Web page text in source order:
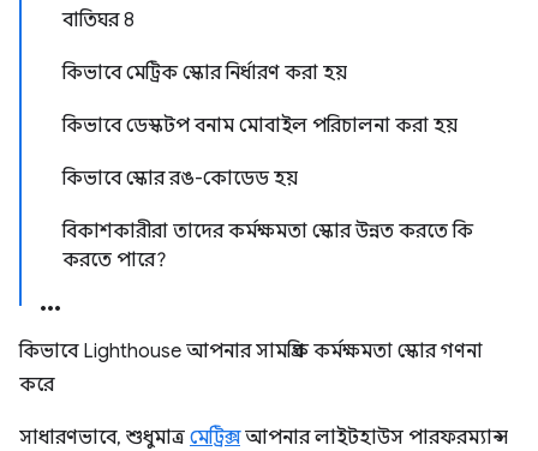
বাতিঘর 8
কিভাবে মেট্রিক স্কোর নির্ধারণ করা হয়
কিভাবে ডেস্কটপ বনাম মোবাইল পরিচালনা করা হয়
কিভাবে স্কোর রঙ-কোডেড হয়
বিকাশকারীরা তাদের কর্মক্ষমতা স্কোর উন্নত করতে কি
করতে পারে?
কিভাবে Lighthouse আপনার সামগ্রিক কর্মক্ষমতা স্কোর গণনা
করে
সাধারণভাবে, শুধুমাত্র মেট্রিক্সআপনার লাইটহাউস পারফরম্যান্স